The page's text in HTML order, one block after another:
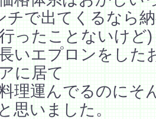
チで出てくるなら
ったことないけど)
いエプロンをした
に居て
理運んでるのにそ
思いました。